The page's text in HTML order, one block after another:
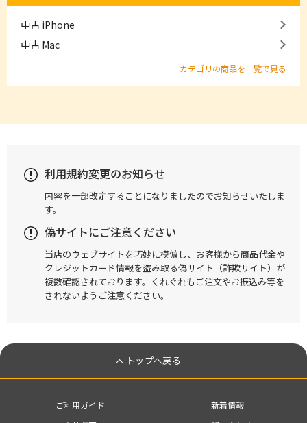
中古 iPhone
中古 Mac
カテゴリの商品を一覧で見る
利用規約変更のお知らせ
内容を一部改定することになりましたのでお知らせいたしま
す。
偽サイトにご注意ください
当店のウェブサイトを巧妙に模倣し、お客様から商品代金や
クレジットカード情報を盗み取る偽サイト（詐欺サイト）が
複数確認されております。くれぐれもご注文やお振込み等を
されないようご注意ください。
トップへ戻る
ご利用ガイド
新着情報